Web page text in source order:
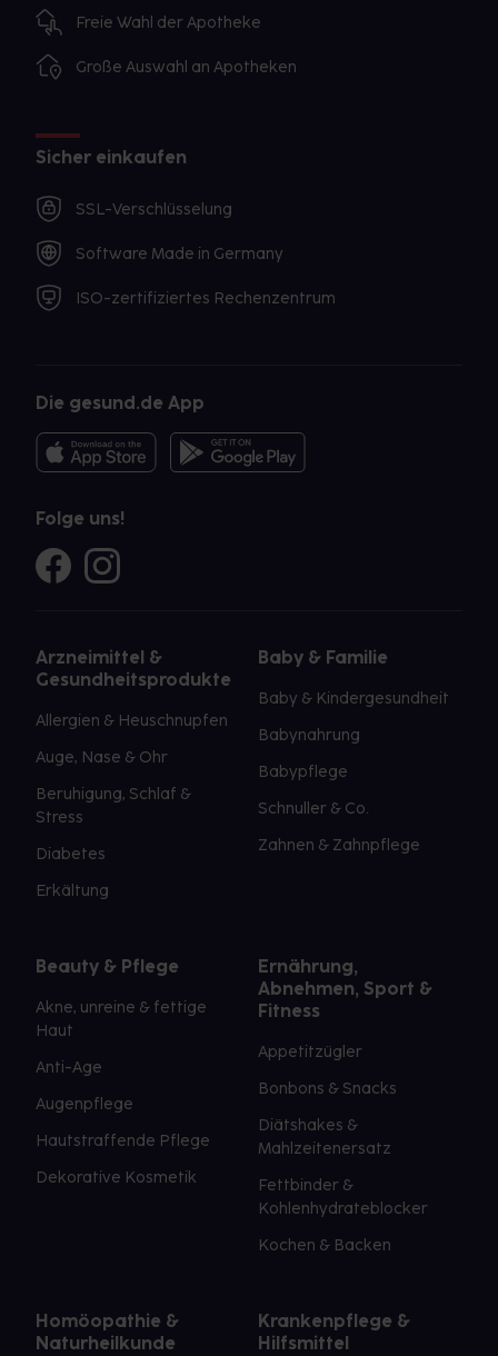
Freie Wahl der Apotheke
Große Auswahl an Apotheken
Sicher einkaufen
SSL-Verschlüsselung
Software Made in Germany
ISO-zertifiziertes Rechenzentrum
Die gesund.de App
Folge uns!
Arzneimittel &
Gesundheitsprodukte
Allergien & Heuschnupfen
Auge, Nase & Ohr
Beruhigung, Schlaf &
Stress
Diabetes
Erkältung
Baby & Familie
Baby & Kindergesundheit
Babynahrung
Babypflege
Schnuller & Co.
Zahnen & Zahnpflege
Beauty & Pflege
Akne, unreine & fettige
Haut
Anti-Age
Augenpflege
Hautstraffende Pflege
Dekorative Kosmetik
Ernährung,
Abnehmen, Sport &
Fitness
Appetitzügler
Bonbons & Snacks
Diätshakes &
Mahlzeitenersatz
Fettbinder &
Kohlenhydrateblocker
Kochen & Backen
Homöopathie &
Naturheilkunde
Krankenpflege &
Hilfsmittel